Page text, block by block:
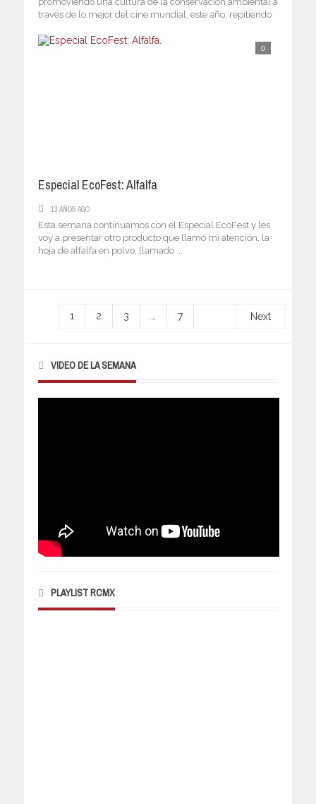
través de lo mejor del cine mundial, este año, repitiendo
0
Especial EcoFest: Alfalfa
13 AÑOS AGO
Esta semana continuamos con el Especial EcoFest y les
voy a presentar otro producto que llamó mi atención, la
hoja de alfalfa en polvo, llamado ...
1 2 3 7 Next
VIDEO DE LA SEMANA
PLAYLIST RCMX